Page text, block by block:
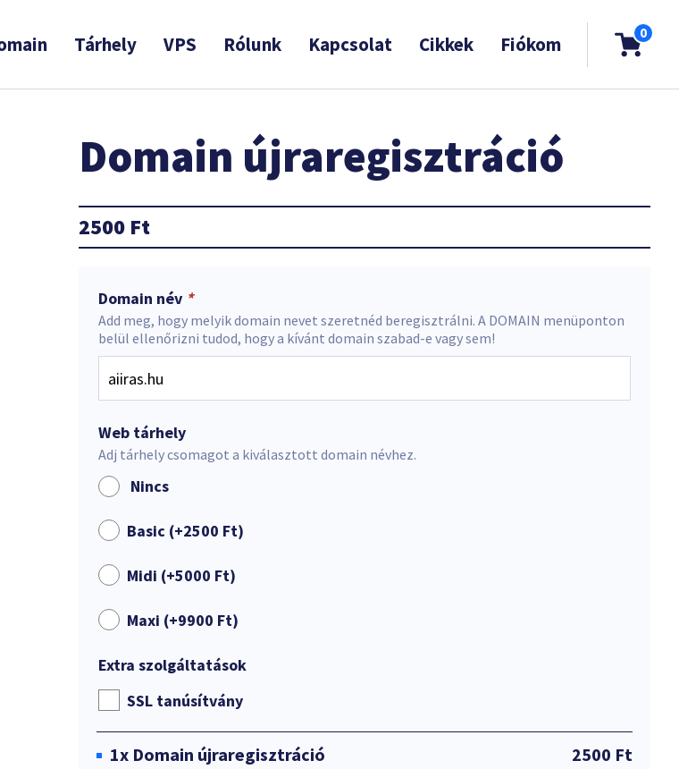
Tárhely VPS Rólunk Kapcsolat Cikkek Fiókom 0
Domain újraregisztráció
2500 Ft
Domain név *
Add meg, hogy melyik domain nevet szeretnéd beregisztrálni. A DOMAIN menüponton
belül ellenőrizni tudod, hogy a kívánt domain szabad-e vagy sem!
Web tárhely
Adj tárhely csomagot a kiválasztott domain névhez.
Nincs
Basic (+2500 Ft)
Midi (+5000 Ft)
Maxi (+9900 Ft)
Extra szolgáltatások
SSL tanúsítvány
1x Domain újraregisztráció
2500 Ft